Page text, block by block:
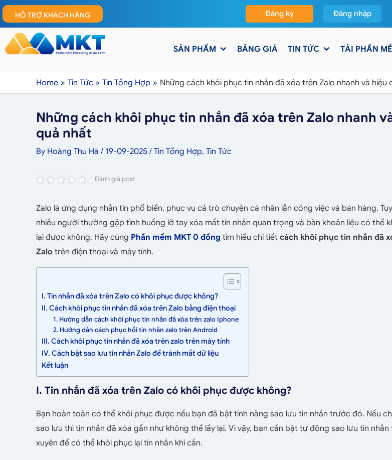
HỖ TRỢ KHÁCH HÀNG Đăng ký Đăng nhập
SẢN PHẨM BẢNG GIÁ TIN TỨC TẢI PHẦN
Home Tin Tức Tin Tổng Hợp Những cách khôi phục tin nhắn đã xóa trên Zalo nhanh và hiệu
Những cách khôi phục tin nhắn đã xóa trên Zalo nhanh
quả nhất
By Hoàng Thu Hà / 19-09-2025 / Tin Tổng Hợp, Tin Tức
Đánh giá post
Zalo là ứng dụng nhắn tin phổ biến, phục vụ cả trò chuyện cá nhân lẫn công việc và bán hàng.
nhiều người thường gặp tình huống lỡ tay xóa mất tin nhắn quan trọng và băn khoăn liệu có thể
lại được không. Hãy cùng Phần mềm MKT 0 đồng tìm hiểu chi tiết cách khôi phục tin nhắn đã
Zalo trên điện thoại và máy tính.
I. Tin nhắn đã xóa trên Zalo có khôi phục được không?
II. Cách khôi phục tin nhắn đã xóa trên Zalo bằng điện thoại
1. Hướng dẫn cách khôi phục tin nhắn đã xóa trên zalo Iphone
2. Hướng dẫn cách phục hồi tin nhắn zalo trên Android
III. Cách khôi phục tin nhắn đã xóa trên zalo trên máy tính
IV. Cách bật sao lưu tin nhắn Zalo để tránh mất dữ liệu
Kết luận
I. Tin nhắn đã xóa trên Zalo có khôi phục được không?
Bạn hoàn toàn có thể khôi phục được nếu bạn đã bật tính năng sao lưu tin nhắn trước đó. Nếu
sao lưu thì tin nhắn đã xóa gần như không thể lấy lại. Vì vậy, bạn cần bật tự động sao lưu tin
xuyên để có thể khôi phục lại tin nhắn khi cần.